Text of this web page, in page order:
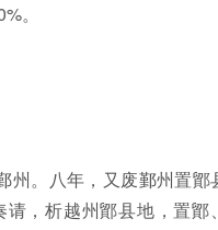
。
州。八年，又废鄞州置鄮
，析越州鄮县地，置鄮